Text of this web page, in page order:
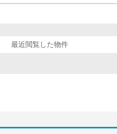
最近閲覧した物件